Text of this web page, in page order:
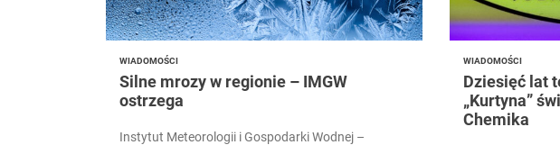
WIADOMOŚCI
Silne mrozy w regionie – IMGW
ostrzega
Instytut Meteorologii i Gospodarki Wodnej –
WIADOMOŚCI
Dziesięć lat
„Kurtyna”
Chemika